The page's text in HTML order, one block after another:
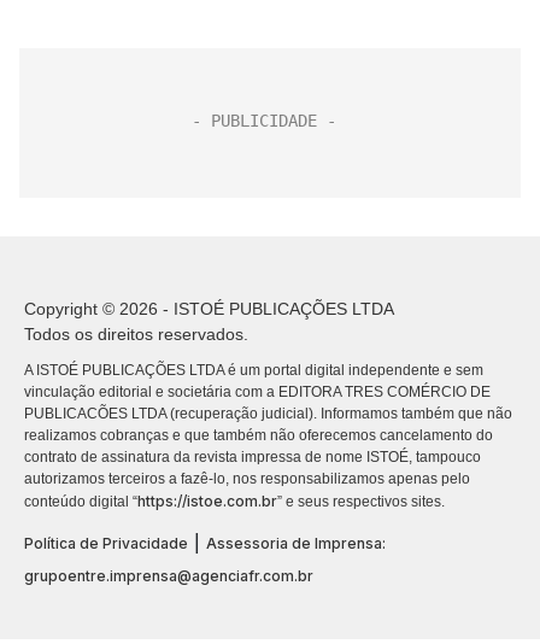
Copyright © 2026 - ISTOÉ PUBLICAÇÕES LTDA
Todos os direitos reservados.
A ISTOÉ PUBLICAÇÕES LTDA é um portal digital independente e sem
vinculação editorial e societária com a EDITORA TRES COMÉRCIO DE
PUBLICACÕES LTDA (recuperação judicial). Informamos também que não
realizamos cobranças e que também não oferecemos cancelamento do
contrato de assinatura da revista impressa de nome ISTOÉ, tampouco
autorizamos terceiros a fazê-lo, nos responsabilizamos apenas pelo
conteúdo digital “https://istoe.com.br” e seus respectivos sites.
Política de Privacidade
Assessoria de Imprensa:
grupoentre.imprensa@agenciafr.com.br